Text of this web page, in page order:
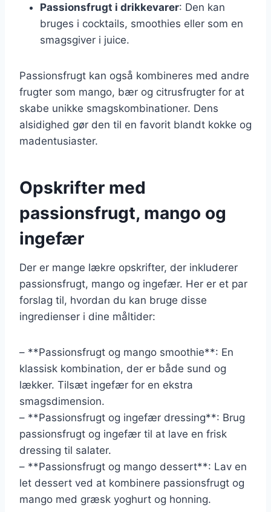
Passionsfrugt i drikkevarer: Den kan
bruges i cocktails, smoothies eller som en
smagsgiver i juice.
Passionsfrugt kan også kombineres med andre
frugter som mango, bær og citrusfrugter for at
skabe unikke smagskombinationer. Dens
alsidighed gør den til en favorit blandt kokke og
madentusiaster.
Opskrifter med
passionsfrugt, mango og
ingefær
Der er mange lækre opskrifter, der inkluderer
passionsfrugt, mango og ingefær. Her er et par
forslag til, hvordan du kan bruge disse
ingredienser i dine måltider:
– **Passionsfrugt og mango smoothie**: En
klassisk kombination, der er både sund og
lækker. Tilsæt ingefær for en ekstra
smagsdimension.
– **Passionsfrugt og ingefær dressing**: Brug
passionsfrugt og ingefær til at lave en frisk
dressing til salater.
– **Passionsfrugt og mango dessert**: Lav en
let dessert ved at kombinere passionsfrugt og
mango med græsk yoghurt og honning.